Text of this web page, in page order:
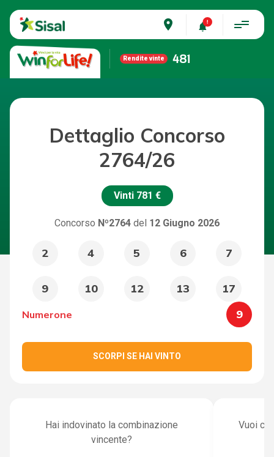
place
Rendite vinte 481
Dettaglio Concorso
2764/26
Vinti 781 €
Concorso Nº2764 del 12 Giugno 2026
2 4 5 6 7
9 10 12 13 17
Numerone 9
SCORPI SE HAI VINTO
Hai indovinato la combinazione
vincente?
Vuoi